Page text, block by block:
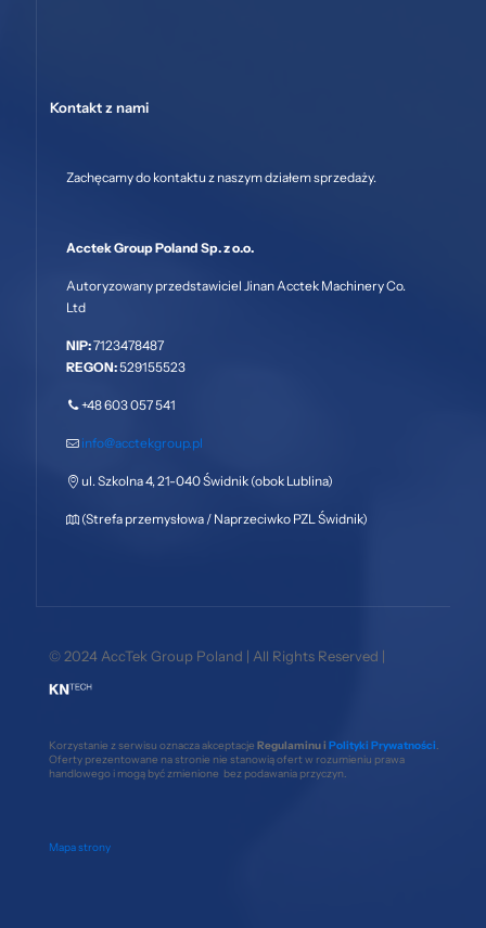
Kontakt z nami
Zachęcamy do kontaktu z naszym działem sprzedaży.
Acctek Group Poland Sp. z o.o.
Autoryzowany przedstawiciel Jinan Acctek Machinery Co.
Ltd
NIP:7123478487
REGON:529155523
+48 603 057 541
info@acctekgroup.pl
ul. Szkolna 4, 21-040 Świdnik (obok Lublina)
(Strefa przemysłowa / Naprzeciwko PZL Świdnik)
© 2024 AccTek Group Poland | All Rights Reserved |
Korzystanie z serwisu oznacza akceptacje Regulaminu i Polityki Prywatności.
Oferty prezentowane na stronie nie stanowią ofert w rozumieniu prawa
handlowego i mogą być zmienione bez podawania przyczyn.
Mapa strony